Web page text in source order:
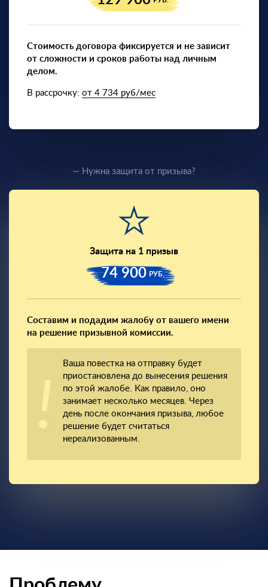
Стоимость договора фиксируется и не зависит
от сложности и сроков работы над личным
делом.
В рассрочку: от 4 734 руб/мес
— Нужна защита от призыва?
Защита на 1 призыв
74 900 РУБ.
Составим и подадим жалобу от вашего имени
на решение призывной комиссии.
Ваша повестка на отправку будет
приостановлена до вынесения решения
по этой жалобе. Как правило, оно
занимает несколько месяцев. Через
день после окончания призыва, любое
решение будет считаться
нереализованным.